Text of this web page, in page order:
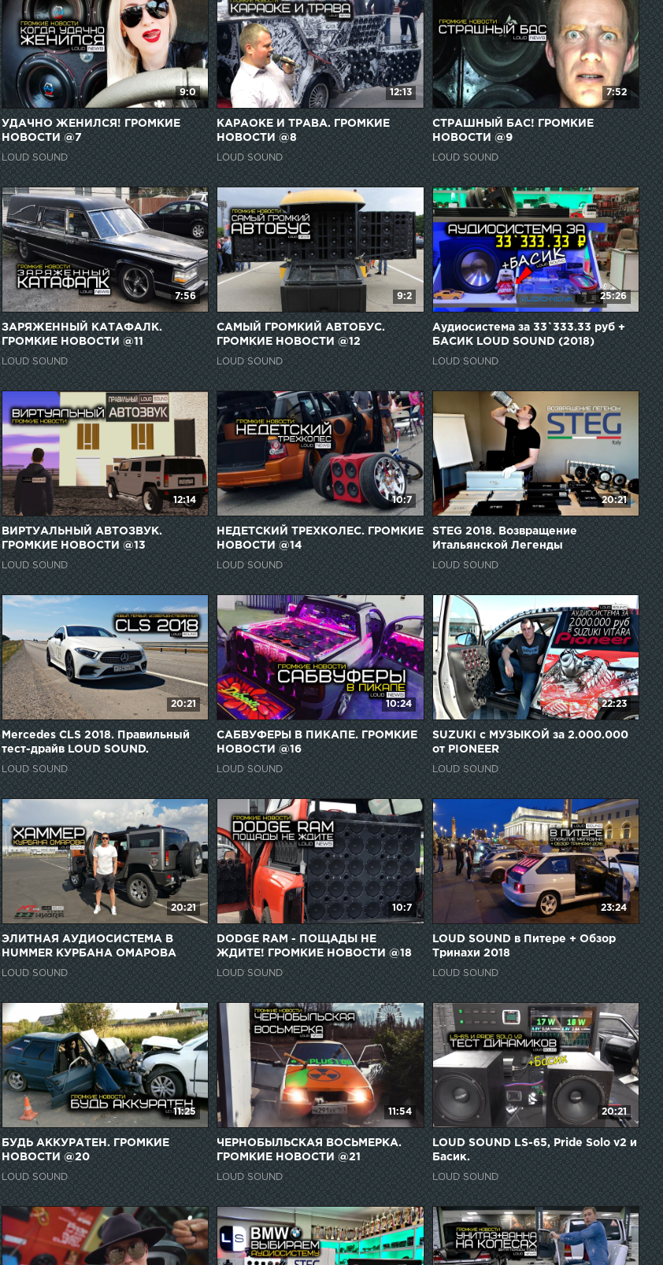
9:0
УДАЧНО ЖЕНИЛСЯ! ГРОМКИЕ
НОВОСТИ @7
LOUD SOUND
12:13
КАРАОКЕ И ТРАВА. ГРОМКИЕ
НОВОСТИ @8
LOUD SOUND
7:52
СТРАШНЫЙ БАС! ГРОМКИЕ
НОВОСТИ @9
LOUD SOUND
7:56
ЗАРЯЖЕННЫЙ КАТАФАЛК.
ГРОМКИЕ НОВОСТИ @11
LOUD SOUND
9:2
САМЫЙ ГРОМКИЙ АВТОБУС.
ГРОМКИЕ НОВОСТИ @12
LOUD SOUND
25:26
Аудиосистема за 33`333.33 руб +
БАСИК LOUD SOUND (2018)
LOUD SOUND
12:14
ВИРТУАЛЬНЫЙ АВТОЗВУК.
ГРОМКИЕ НОВОСТИ @13
LOUD SOUND
10:7
НЕДЕТСКИЙ ТРЕХКОЛЕС. ГРОМКИЕ
НОВОСТИ @14
LOUD SOUND
20:21
STEG 2018. Возвращение
Итальянской Легенды
LOUD SOUND
20:21
Mercedes CLS 2018. Правильный
тест-драйв LOUD SOUND.
LOUD SOUND
10:24
САБВУФЕРЫ В ПИКАПЕ. ГРОМКИЕ
НОВОСТИ @16
LOUD SOUND
22:23
SUZUKI с МУЗЫКОЙ за 2.000.000
от PIONEER
LOUD SOUND
20:21
ЭЛИТНАЯ АУДИОСИСТЕМА В
HUMMER КУРБАНА ОМАРОВА
LOUD SOUND
10:7
DODGE RAM - ПОЩАДЫ НЕ
ЖДИТЕ! ГРОМКИЕ НОВОСТИ @18
LOUD SOUND
23:24
LOUD SOUND в Питере + Обзор
Тринахи 2018
LOUD SOUND
11:25
БУДЬ АККУРАТЕН. ГРОМКИЕ
НОВОСТИ @20
LOUD SOUND
11:54
ЧЕРНОБЫЛЬСКАЯ ВОСЬМЕРКА.
ГРОМКИЕ НОВОСТИ @21
LOUD SOUND
20:21
LOUD SOUND LS-65, Pride Solo v2 и
Басик.
LOUD SOUND